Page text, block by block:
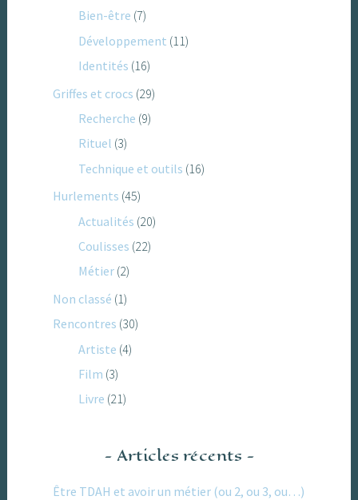
Bien-être (7)
Développement (11)
Identités (16)
Griffes et crocs (29)
Recherche (9)
Rituel (3)
Technique et outils (16)
Hurlements (45)
Actualités (20)
Coulisses (22)
Métier (2)
Non classé (1)
Rencontres (30)
Artiste (4)
Film (3)
Livre (21)
Articles récents
Être TDAH et avoir un métier (ou 2, ou 3, ou…)